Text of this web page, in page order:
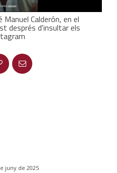
Manuel Calderón, en el
després d'insultar els
juny de 2025